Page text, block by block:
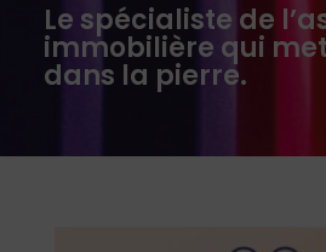
Le spécialiste de
immobilière qui
dans la pierre.